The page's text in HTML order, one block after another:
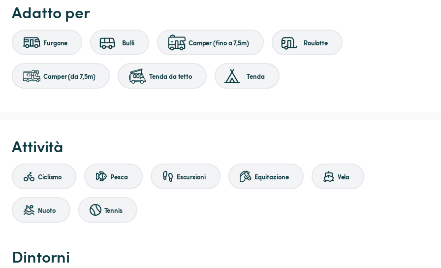
Adatto per
Furgone Bulli Camper (fino a 7,5m) Roulotte
Camper (da 7,5m) Tenda da tetto Tenda
Attività
Ciclismo Pesca Escursioni Equitazione Vela
Nuoto Tennis
Dintorni